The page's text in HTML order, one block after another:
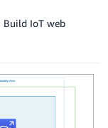
Build IoT web